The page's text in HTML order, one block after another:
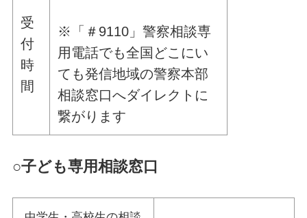
受
付
時
間
※「＃9110」警察相談専
用電話でも全国どこにい
ても発信地域の警察本部
相談窓口へダイレクトに
繋がります
○子ども専用相談窓口